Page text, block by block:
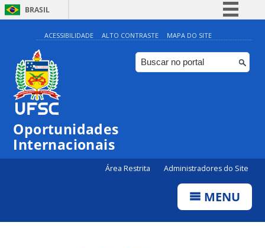
BRASIL
Simplifique!
Comunica BR
Participe
ACESSIBILIDADE ALTO CONTRASTE MAPA DO SITE
Oportunidades
Internacionais
Área Restrita Administradores do Site
MENU